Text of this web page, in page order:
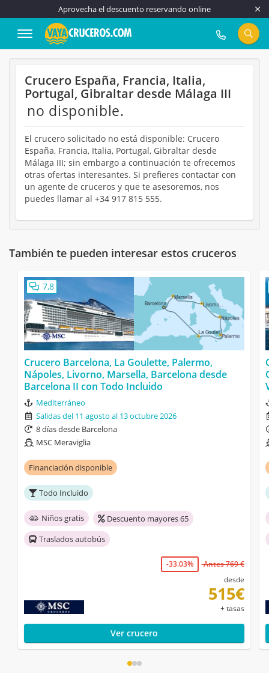
Aprovecha el descuento reservando online
917 815 555
Crucero España, Francia, Italia,
Portugal, Gibraltar desde Málaga III
no disponible.
El crucero solicitado no está disponible: Crucero
España, Francia, Italia, Portugal, Gibraltar desde
Málaga III; sin embargo a continuación te ofrecemos
otras ofertas interesantes. Si prefieres contactar con
un agente de cruceros y que te asesoremos, nos
puedes llamar al +34 917 815 555.
También te pueden interesar estos cruceros
7,8
Crucero Barcelona, La Goulette, Palermo,
Nápoles, Livorno, Marsella, Barcelona desde
Barcelona II con Todo Incluido
Mediterráneo
Salidas del 11 agosto al 13 octubre 2026
8 días desde Barcelona
MSC Meraviglia
Financiación disponible
Todo Incluido
Niños gratis
Descuento mayores 65
Traslados autobús
-33.03%
Antes 769 €
desde
515€
+ tasas
Ver crucero